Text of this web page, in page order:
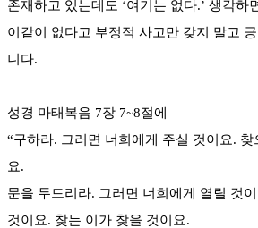
존재하고 있는데도 ‘여기는 없다.’ 생각하
이같이 없다고 부정적 사고만 갖지 말고
니다.
성경 마태복음 7장 7~8절에
“구하라. 그러면 너희에게 주실 것이요. 찾
요.
문을 두드리라. 그러면 너희에게 열릴 것
것이요. 찾는 이가 찾을 것이요.